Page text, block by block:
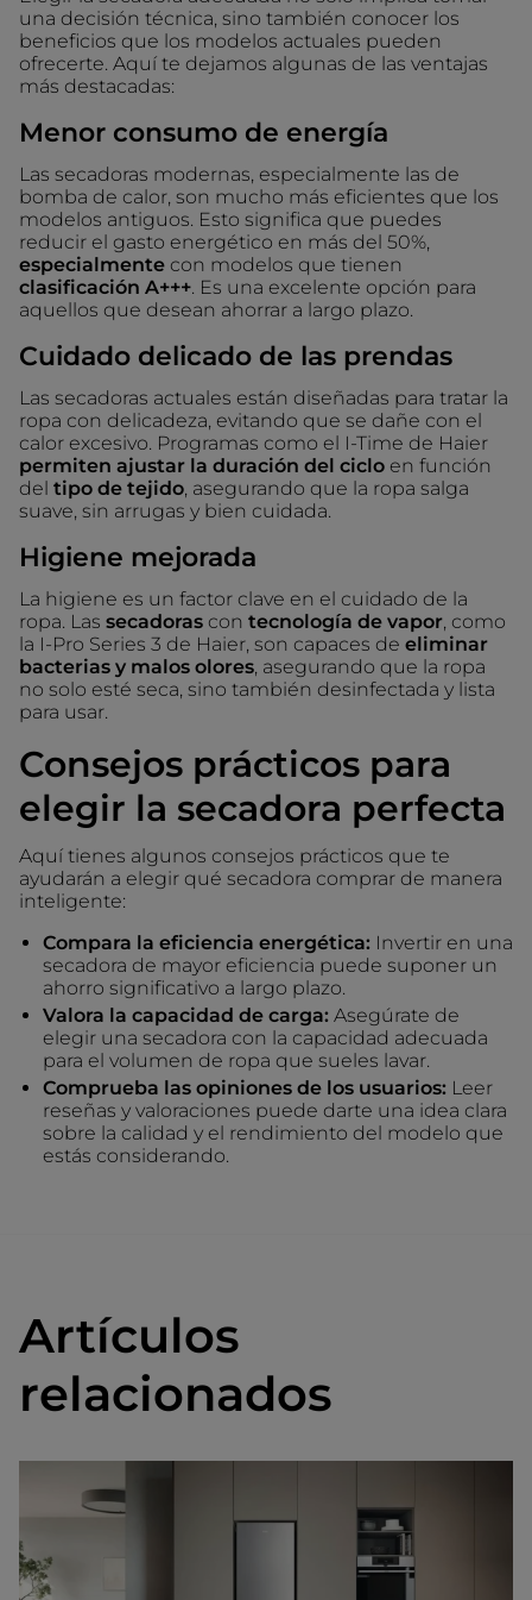
una decisión técnica, sino también conocer los
beneficios que los modelos actuales pueden
ofrecerte. Aquí te dejamos algunas de las ventajas
más destacadas:
Menor consumo de energía
Las secadoras modernas, especialmente las de
bomba de calor, son mucho más eficientes que los
modelos antiguos. Esto significa que puedes
reducir el gasto energético en más del 50%,
especialmente con modelos que tienen
clasificación A+++. Es una excelente opción para
aquellos que desean ahorrar a largo plazo.
Cuidado delicado de las prendas
Las secadoras actuales están diseñadas para tratar la
ropa con delicadeza, evitando que se dañe con el
calor excesivo. Programas como el I-Time de Haier
permiten ajustar la duración del ciclo en función
del tipo de tejido , asegurando que la ropa salga
suave, sin arrugas y bien cuidada.
Higiene mejorada
La higiene es un factor clave en el cuidado de la
ropa. Las secadoras con tecnología de vapor , como
la I-Pro Series 3 de Haier, son capaces de eliminar
bacterias y malos olores , asegurando que la ropa
no solo esté seca, sino también desinfectada y lista
para usar.
Consejos prácticos para
elegir la secadora perfecta
Aquí tienes algunos consejos prácticos que te
ayudarán a elegir qué secadora comprar de manera
inteligente:
Compara la eficiencia energética: Invertir en una
secadora de mayor eficiencia puede suponer un
ahorro significativo a largo plazo.
Valora la capacidad de carga: Asegúrate de
elegir una secadora con la capacidad adecuada
para el volumen de ropa que sueles lavar.
Comprueba las opiniones de los usuarios: Leer
reseñas y valoraciones puede darte una idea clara
sobre la calidad y el rendimiento del modelo que
estás considerando.
Artículos
relacionados